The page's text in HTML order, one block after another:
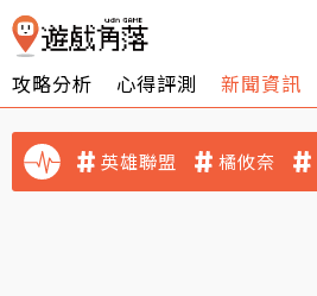
攻略分析 心得評測 新聞資訊
英雄聯盟 橘攸奈